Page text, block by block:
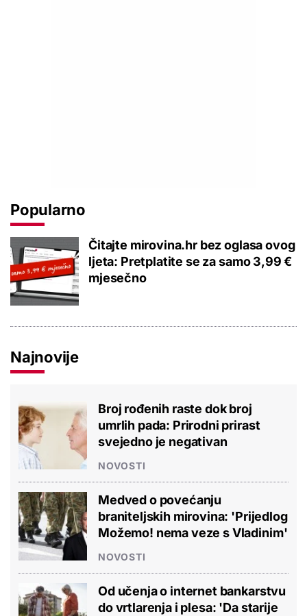
Popularno
Čitajte mirovina.hr bez oglasa ovog
ljeta: Pretplatite se za samo 3,99 €
mjesečno
Najnovije
Broj rođenih raste dok broj
umrlih pada: Prirodni prirast
svejedno je negativan
NOVOSTI
Medved o povećanju
braniteljskih mirovina: 'Prijedlog
Možemo! nema veze s Vladinim'
NOVOSTI
Od učenja o internet bankarstvu
do vrtlarenja i plesa: 'Da starije